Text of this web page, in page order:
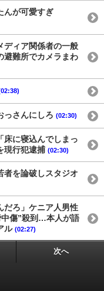
んが可愛すぎ
ディア関係者の一般
避難所でカメラまわ
っさんにしろ (02:30)
床に寝込んでしまっ
現行犯逮捕 (02:30)
者を論破しスタジオ
だろ」ケニア人男性
中傷”殺到…本人が語
ル (02:27)
次へ